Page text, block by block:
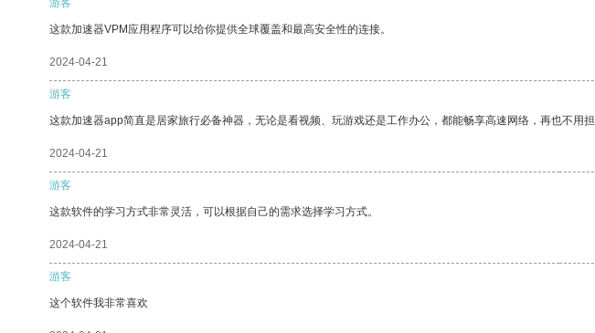
游客
这款加速器VPM应用程序可以给你提供全球覆盖和最高安全性的连接。
2024-04-21
游客
这款加速器app简直是居家旅行必备神器，无论是看视频、玩游戏还是工作办公，都能畅享高速网络，再也不
2024-04-21
游客
这款软件的学习方式非常灵活，可以根据自己的需求选择学习方式。
2024-04-21
游客
这个软件我非常喜欢